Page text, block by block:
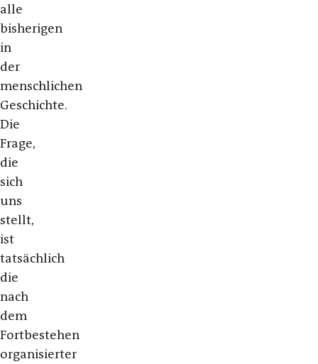
alle
bisherigen
in
der
menschlichen
Geschichte.
Die
Frage,
die
sich
uns
stellt,
ist
tatsächlich
die
nach
dem
Fortbestehen
organisierter